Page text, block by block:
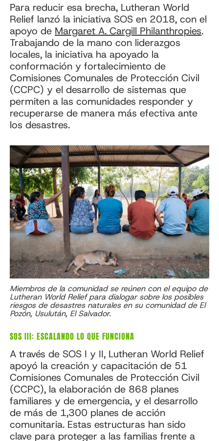
Para reducir esa brecha, Lutheran World
Relief lanzó la iniciativa SOS en 2018, con el
apoyo de Margaret A. Cargill Philanthropies.
Trabajando de la mano con liderazgos
locales, la iniciativa ha apoyado la
conformación y fortalecimiento de
Comisiones Comunales de Protección Civil
(CCPC) y el desarrollo de sistemas que
permiten a las comunidades responder y
recuperarse de manera más efectiva ante
los desastres.
Miembros de la comunidad se reúnen con el equipo de
Lutheran World Relief para dialogar sobre los posibles
riesgos de desastres naturales en su comunidad de El
Pozón, Usulután, El Salvador.
SOS III: ESCALANDO LO QUE FUNCIONA
A través de SOS I y II, Lutheran World Relief
apoyó la creación y capacitación de 51
Comisiones Comunales de Protección Civil
(CCPC), la elaboración de 868 planes
familiares y de emergencia, y el desarrollo
de más de 1,300 planes de acción
comunitaria. Estas estructuras han sido
clave para proteger a las familias frente a